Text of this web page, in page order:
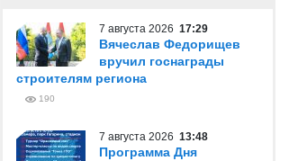
7 августа 2026 17:29
Вячеслав Федорищев
вручил госнаграды
строителям региона
190
7 августа 2026 13:48
Программа Дня